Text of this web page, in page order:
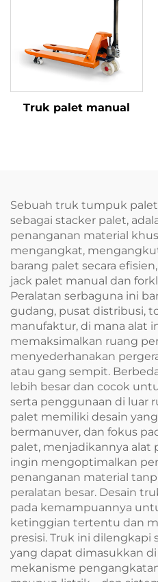
Truk palet manual
Sebuah truk tumpuk
sebagai stacker palet,
penanganan material
mengangkat,
barang palet secara
jack palet manual dan
Peralatan serbaguna ini
gudang, pusat distribusi,
manufaktur, di mana alat
memaksimalkan ruang
menyederhanakan
atau gang sempit.
lebih besar dan cocok
serta penggunaan di luar
palet memiliki desain
bermanuver, dan fokus
palet, menjadikannya alat
ingin mengoptimalkan
penanganan material
peralatan besar. Desain
pada kemampuannya
ketinggian tertentu dan
presisi. Truk ini dilengkapi
yang dapat dimasukkan
mekanisme